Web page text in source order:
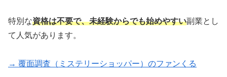
特別な資格は不要で、未経験からでも始めやすい副業とし
て人気があります。
→ 覆面調査（ミステリーショッパー）のファンくる